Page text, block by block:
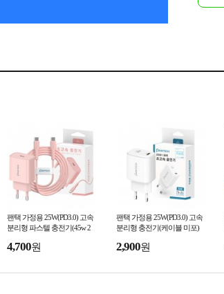
팬택 가정용 25W(PD3.0) 고속
분리형 파스텔 충전기(45w 2
루 / 민트 / 퍼플
4,700원
팬택 가정용 25W(PD3.0) 고속
분리형 충전기(케이블 미포)
2,900원